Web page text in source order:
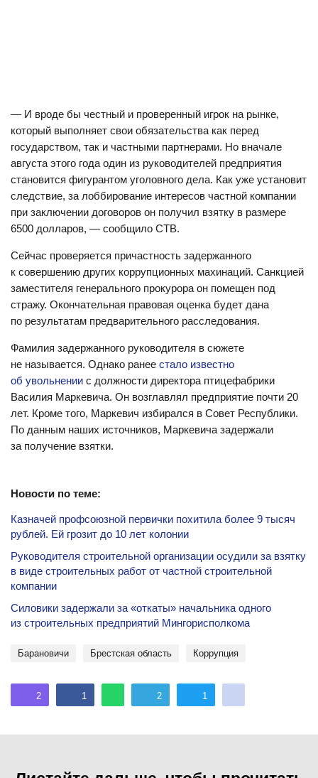
— И вроде бы честный и проверенный игрок на рынке,
который выполняет свои обязательства как перед
государством, так и частными партнерами. Но вначале
августа этого года один из руководителей предприятия
становится фигурантом уголовного дела. Как уже установит
следствие, за лоббирование интересов частной компании
при заключении договоров он получил взятку в размере
6500 долларов, — сообщило СТВ.
Сейчас проверяется причастность задержанного
к совершению других коррупционных махинаций. Санкцией
заместителя генерального прокурора он помещен под
стражу. Окончательная правовая оценка будет дана
по результатам предварительного расследования.
Фамилия задержанного руководителя в сюжете
не называется. Однако ранее стало известно
об увольнении с должности директора птицефабрики
Василия Маркевича. Он возглавлял предприятие почти 20
лет. Кроме того, Маркевич избирался в Совет Республики.
По данным наших источников, Маркевича задержали
за получение взятки.
Новости по теме:
Казначей профсоюзной первички похитила более 9 тысяч
рублей. Ей грозит до 10 лет колонии
Руководителя строительной организации осудили за взятку
в виде строительных работ от частной строительной
компании
Силовики задержали за «откаты» начальника одного
из строительных предприятий Мингорисполкома
Барановичи Брестская область коррупция
2 1 2 1